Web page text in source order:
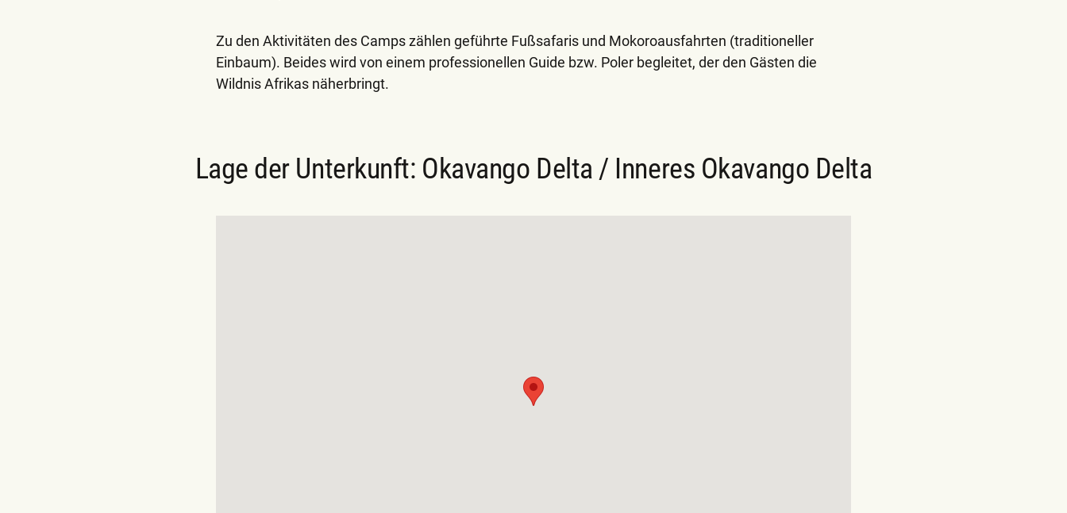
Zu den Aktivitäten des Camps zählen geführte Fußsafaris und Mokoroausfahrten (traditioneller
Einbaum). Beides wird von einem professionellen Guide bzw. Poler begleitet, der den Gästen die
Wildnis Afrikas näherbringt.
Lage der Unterkunft: Okavango Delta / Inneres Okavango Delta